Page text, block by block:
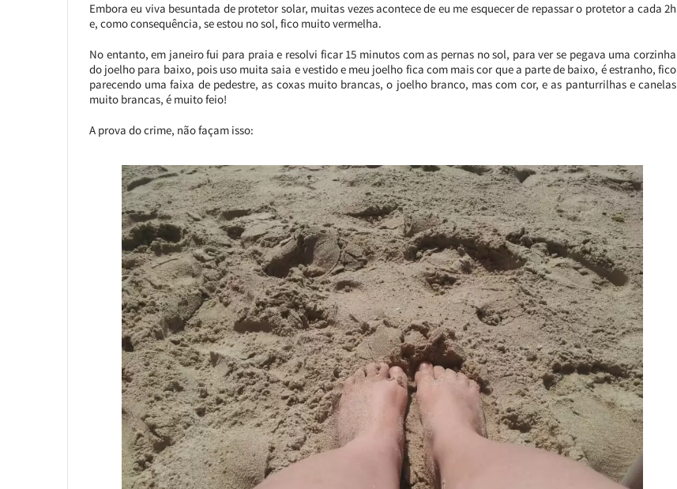
Embora eu viva besuntada de protetor solar, muitas vezes acontece de eu me esquecer de repassar o protetor a cada 2h
e, como consequência, se estou no sol, fico muito vermelha.
No entanto, em janeiro fui para praia e resolvi ficar 15 minutos com as pernas no sol, para ver se pegava uma corzinha
do joelho para baixo, pois uso muita saia e vestido e meu joelho fica com mais cor que a parte de baixo, é estranho, fico
parecendo uma faixa de pedestre, as coxas muito brancas, o joelho branco, mas com cor, e as panturrilhas e canelas
muito brancas, é muito feio!
A prova do crime, não façam isso: